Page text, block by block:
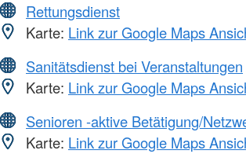
Rettungsdienst
Karte: Link zur Google Maps
Sanitätsdienst bei Veranstaltungen
Karte: Link zur Google Maps
Senioren -aktive Betätigung/
Karte: Link zur Google Maps